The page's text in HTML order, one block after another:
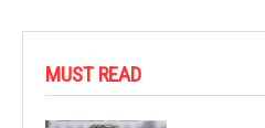
MUST READ